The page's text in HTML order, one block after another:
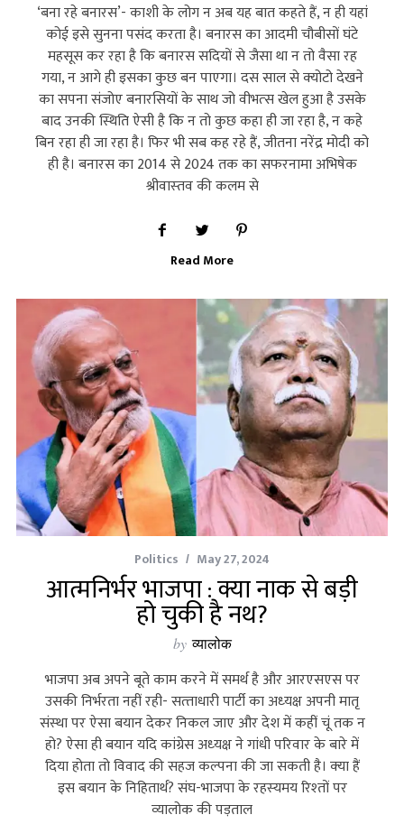
‘बना रहे बनारस’- काशी के लोग न अब यह बात कहते हैं, न ही यहां
कोई इसे सुनना पसंद करता है। बनारस का आदमी चौबीसों घंटे
महसूस कर रहा है कि बनारस सदियों से जैसा था न तो वैसा रह
गया, न आगे ही इसका कुछ बन पाएगा। दस साल से क्‍योटो देखने
का सपना संजोए बनारसियों के साथ जो वीभत्‍स खेल हुआ है उसके
बाद उनकी स्थिति ऐसी है कि न तो कुछ कहा ही जा रहा है, न कहे
बिन रहा ही जा रहा है। फिर भी सब कह रहे हैं, जीतना नरेंद्र मोदी को
ही है। बनारस का 2014 से 2024 तक का सफरनामा अभिषेक
श्रीवास्‍तव की कलम से
Read More
Politics May 27, 2024
आत्मनिर्भर भाजपा : क्या नाक से बड़ी
हो चुकी है नथ?
by व्यालोक
भाजपा अब अपने बूते काम करने में समर्थ है और आरएसएस पर
उसकी निर्भरता नहीं रही- सत्‍ताधारी पार्टी का अध्‍यक्ष अपनी मातृ
संस्‍था पर ऐसा बयान देकर निकल जाए और देश में कहीं चूं तक न
हो? ऐसा ही बयान यदि कांग्रेस अध्‍यक्ष ने गांधी परिवार के बारे में
दिया होता तो विवाद की सहज कल्‍पना की जा सकती है। क्‍या हैं
इस बयान के निहितार्थ? संघ-भाजपा के रहस्‍यमय रिश्‍तों पर
व्‍यालोक की पड़ताल